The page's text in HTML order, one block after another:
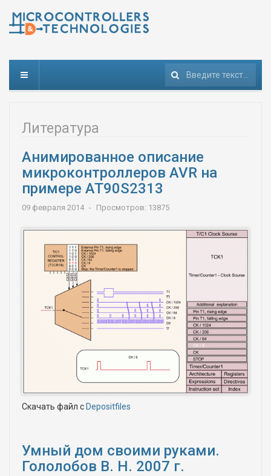
Поиск
Литература
Анимированное описание
микроконтроллеров AVR на
примере AT90S2313
09 февраля 2014 Просмотров: 13875
Скачать файл с Depositfiles
Умный дом своими руками.
Гололобов В. Н. 2007 г.